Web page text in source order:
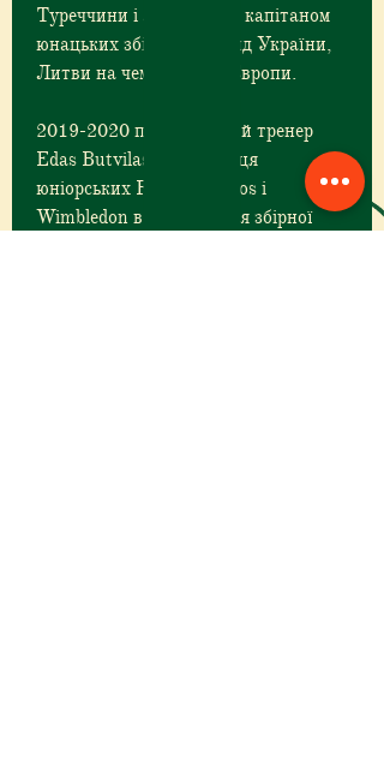
Туреччини і Литви. Був капітаном
юнацьких збірних команд України,
Литви на чемпіонатах Європи.
2019-2020 персональний тренер
Edas Butvilas - переможця
юніорських Roland Garros і
Wimbledon в парі, гравця збірної